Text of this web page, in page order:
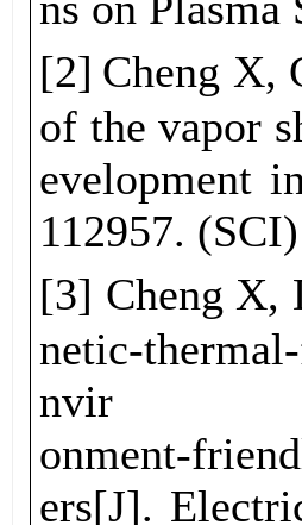
[2] Cheng X,
of the vapor
evelopment
112957. (SCI)
[3] Cheng X,
netic-
nvir
onment-
ers[J].